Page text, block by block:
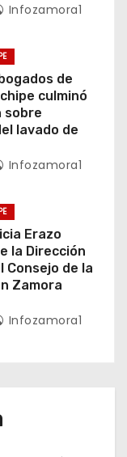
Infozamora1
de
culminó
sobre
lavado de
Infozamora1
Erazo
la Dirección
Consejo de la
Zamora
Infozamora1